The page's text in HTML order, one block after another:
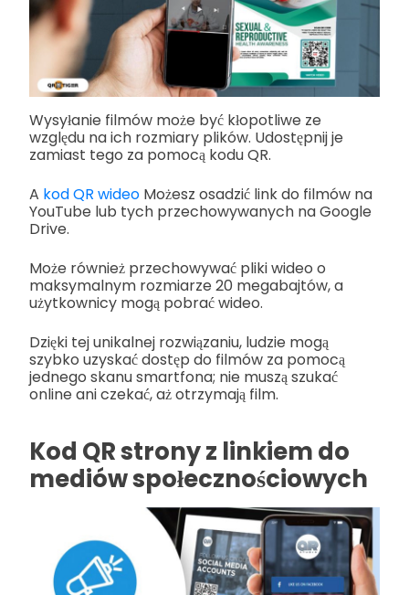
Wysyłanie filmów może być kłopotliwe ze
względu na ich rozmiary plików. Udostępnij je
zamiast tego za pomocą kodu QR.
A kod QR wideo Możesz osadzić link do filmów na
YouTube lub tych przechowywanych na Google
Drive.
Może również przechowywać pliki wideo o
maksymalnym rozmiarze 20 megabajtów, a
użytkownicy mogą pobrać wideo.
Dzięki tej unikalnej rozwiązaniu, ludzie mogą
szybko uzyskać dostęp do filmów za pomocą
jednego skanu smartfona; nie muszą szukać
online ani czekać, aż otrzymają film.
Kod QR strony z linkiem do
mediów społecznościowych